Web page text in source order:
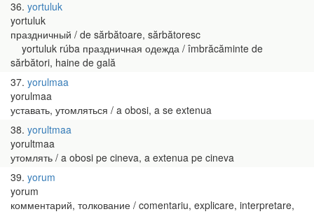
36 yortuluk
yortuluk
праздничный / de sărbătoare, sărbătoresc
yortuluk rúba праздничная одежда / îmbrăcăminte de
sărbători, haine de gală
37 yorulmaa
yorulmaa
уставать, утомляться / a obosi, a se extenua
38 yorultmaa
yorultmaa
утомлять / a obosi pe cineva, a extenua pe cineva
39 yorum
yorum
комментарий, толкование / comentariu, explicare, interpretare,